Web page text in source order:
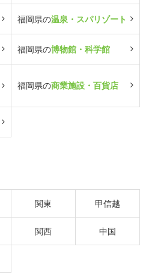
福岡県の温泉・スパリゾート
福岡県の博物館・科学館
福岡県の商業施設・百貨店
関東 甲信越
関西 中国